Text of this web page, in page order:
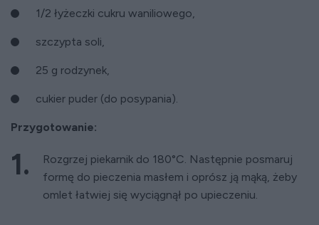
1/2 łyżeczki cukru waniliowego,
szczypta soli,
25 g rodzynek,
cukier puder (do posypania).
Przygotowanie:
Rozgrzej piekarnik do 180°C. Następnie posmaruj
formę do pieczenia masłem i oprósz ją mąką, żeby
omlet łatwiej się wyciągnął po upieczeniu.